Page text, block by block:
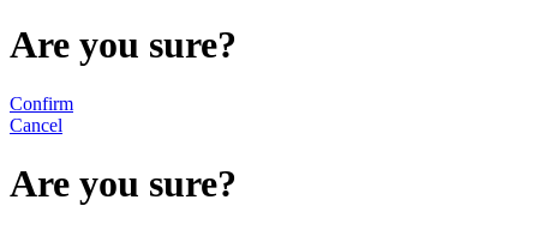
Are you sure?
Confirm
Cancel
Are you sure?